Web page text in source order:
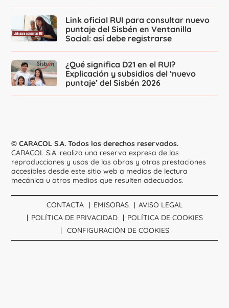
Link oficial RUI para consultar nuevo
puntaje del Sisbén en Ventanilla
Social: así debe registrarse
¿Qué significa D21 en el RUI?
Explicación y subsidios del ‘nuevo
puntaje’ del Sisbén 2026
© CARACOL S.A. Todos los derechos reservados.
CARACOL S.A. realiza una reserva expresa de las
reproducciones y usos de las obras y otras prestaciones
accesibles desde este sitio web a medios de lectura
mecánica u otros medios que resulten adecuados.
CONTACTA EMISORAS
AVISO LEGAL
POLÍTICA DE PRIVACIDAD
POLÍTICA DE COOKIES
CONFIGURACIÓN DE COOKIES